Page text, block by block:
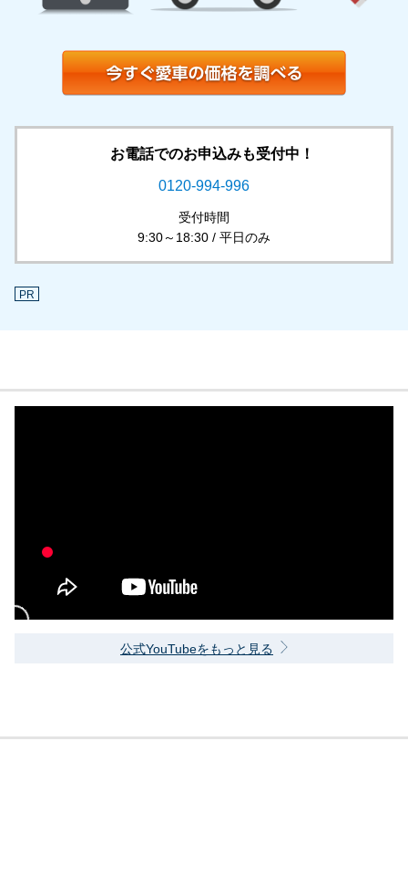
お電話でのお申込みも受付中！
0120-994-996
受付時間
9:30～18:30 / 平日のみ
PR
公式YouTubeをもっと見る